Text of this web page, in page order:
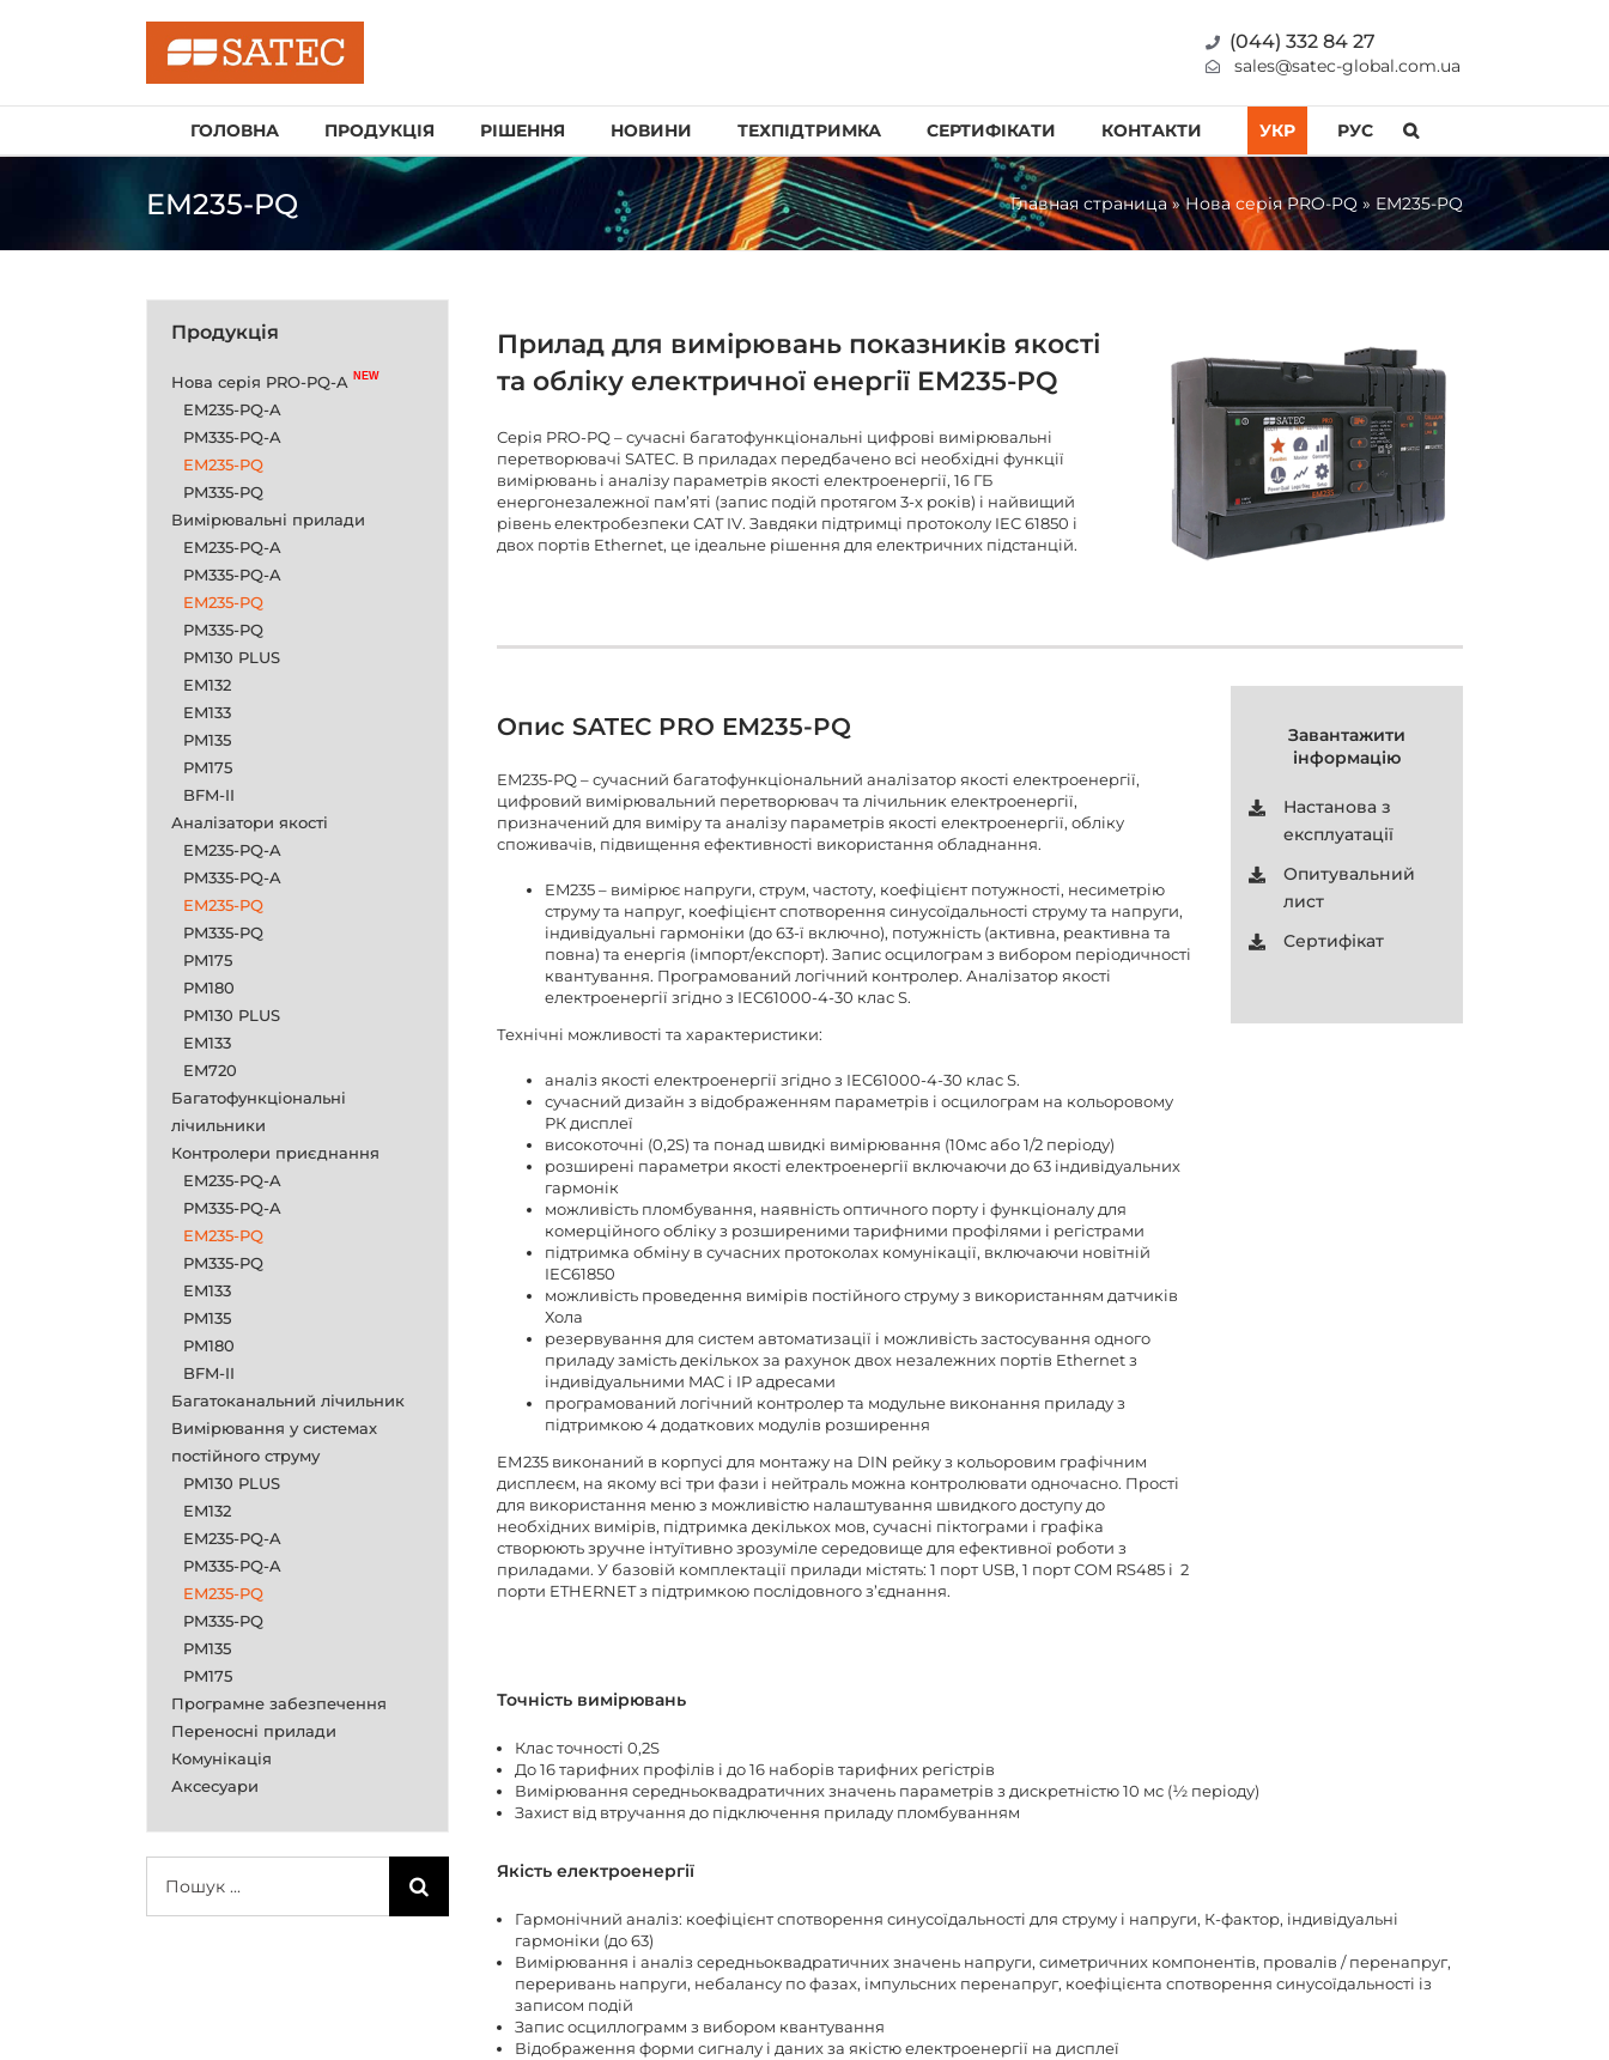
(044) 332 84 27
sales@satec-global.com.ua
ГОЛОВНА ПРОДУКЦІЯ РІШЕННЯ НОВИНИ ТЕХПІДТРИМКА СЕРТИФІКАТИ КОНТАКТИ УКР РУС
EM235-PQ Главная страница»Нова серія PRO-PQ » EM235-PQ
Прилад для вимірювань показників якості
та обліку електричної енергії EM235-PQ
Серія PRO-PQ – сучасні багатофункціональні цифрові вимірювальні
перетворювачі SATEC. В приладах передбачено всі необхідні функції
вимірювань і аналізу параметрів якості електроенергії, 16 ГБ
енергонезалежної пам’яті (запис подій протягом 3-х років) і найвищий
рівень електробезпеки CAT IV. Завдяки підтримці протоколу IEC 61850 і
двох портів Ethernet, це ідеальне рішення для електричних підстанцій.
Опис SATEC PRO EM235-PQ
EM235-PQ – сучасний багатофункціональний аналізатор якості електроенергії,
цифровий вимірювальний перетворювач та лічильник електроенергії,
призначений для виміру та аналізу параметрів якості електроенергії, обліку
споживачів, підвищення ефективності використання обладнання.
EM235 – вимірює напруги, струм, частоту, коефіцієнт потужності, несиметрію
струму та напруг, коефіцієнт спотворення синусоїдальності струму та напруги,
індивідуальні гармоніки (до 63-ї включно), потужність (активна, реактивна та
повна) та енергія (імпорт/експорт). Запис осцилограм з вибором періодичності
квантування. Програмований логічний контролер. Аналізатор якості
електроенергії згідно з IEC61000-4-30 клас S.
Технічні можливості та характеристики:
аналіз якості електроенергії згідно з IEC61000-4-30 клас S.
сучасний дизайн з відображенням параметрів і осцилограм на кольоровому
РК дисплеї
високоточні (0,2S) та понад швидкі вимірювання (10мс або 1/2 періоду)
розширені параметри якості електроенергії включаючи до 63 індивідуальних
гармонік
можливість пломбування, наявність оптичного порту і функціоналу для
комерційного обліку з розширеними тарифними профілями і регістрами
підтримка обміну в сучасних протоколах комунікації, включаючи новітній
IEC61850
можливість проведення вимірів постійного струму з використанням датчиків
Хола
резервування для систем автоматизації і можливість застосування одного
приладу замість декількох за рахунок двох незалежних портів Ethernet з
індивідуальними MAC і IP адресами
програмований логічний контролер та модульне виконання приладу з
підтримкою 4 додаткових модулів розширення
EМ235 виконаний в корпусі для монтажу на DIN рейку з кольоровим графічним
дисплеєм, на якому всі три фази і нейтраль можна контролювати одночасно. Прості
для використання меню з можливістю налаштування швидкого доступу до
необхідних вимірів, підтримка декількох мов, сучасні піктограми і графіка
створюють зручне інтуїтивно зрозуміле середовище для ефективної роботи з
приладами. У базовій комплектації прилади містять: 1 порт USB, 1 порт COM RS485 і 2
порти ETHERNET з підтримкою послідовного з’єднання.
Завантажити
інформацію
Настанова з
експлуатації
Опитувальний
лист
Сертифікат
Точність вимірювань
Клас точності 0,2S
До 16 тарифних профілів і до 16 наборів тарифних регістрів
Вимірювання середньоквадратичних значень параметрів з дискретністю 10 мс (½ періоду)
Захист від втручання до підключення приладу пломбуванням
Якість електроенергії
Гармонічний аналіз: коефіцієнт спотворення синусоїдальності для струму і напруги, К-фактор, індивідуальні
гармоніки (до 63)
Вимірювання і аналіз середньоквадратичних значень напруги, симетричних компонентів, провалів / перенапруг,
переривань напруги, небалансу по фазах, імпульсних перенапруг, коефіцієнта спотворення синусоїдальності із
записом подій
Запис осциллограмм з вибором квантування
Відображення форми сигналу і даних за якістю електроенергії на дисплеї
Продукція
Нова серія PRO-PQ-A
EM235-PQ-A
PM335-PQ-A
EM235-PQ
PM335-PQ
Вимірювальні прилади
EM235-PQ-A
PM335-PQ-A
EM235-PQ
PM335-PQ
PM130 PLUS
EM132
EM133
PM135
PM175
BFM-II
Аналізатори якості
EM235-PQ-A
PM335-PQ-A
EM235-PQ
PM335-PQ
PM175
PM180
PM130 PLUS
EM133
EM720
Багатофункціональні
лічильники
Контролери приєднання
EM235-PQ-A
PM335-PQ-A
EM235-PQ
PM335-PQ
EM133
PM135
PM180
BFM-II
Багатоканальний лічильник
Вимірювання у системах
постійного струму
PM130 PLUS
EM132
EM235-PQ-A
PM335-PQ-A
EM235-PQ
PM335-PQ
PM135
PM175
Програмне забезпечення
Переносні прилади
Комунікація
Аксесуари